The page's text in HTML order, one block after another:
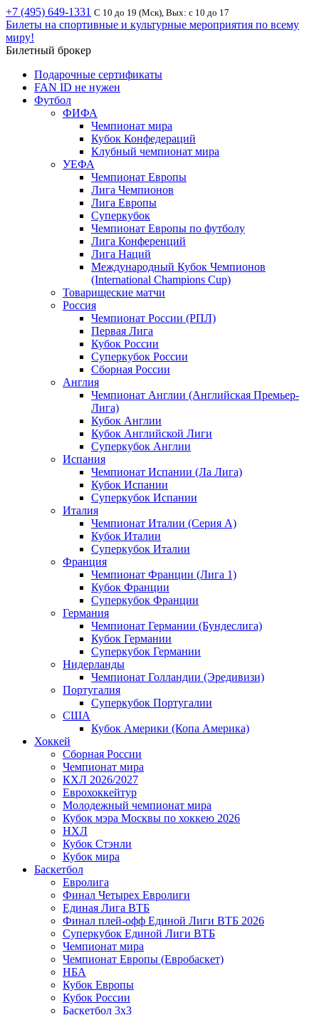
+7 (495) 649-1331 С 10 до 19 (Мск), Вых: с 10 до 17
Билеты на спортивные и культурные мероприятия по всему
миру!
Билетный брокер
Подарочные сертификаты
FAN ID не нужен
Футбол
ФИФА
Чемпионат мира
Кубок Конфедераций
Клубный чемпионат мира
УЕФА
Чемпионат Европы
Лига Чемпионов
Лига Европы
Суперкубок
Чемпионат Европы по футболу
Лига Конференций
Лига Наций
Международный Кубок Чемпионов
(International Champions Cup)
Товарищеские матчи
Россия
Чемпионат России (РПЛ)
Первая Лига
Кубок России
Суперкубок России
Сборная России
Англия
Чемпионат Англии (Английская Премьер-
Лига)
Кубок Англии
Кубок Английской Лиги
Суперкубок Англии
Испания
Чемпионат Испании (Ла Лига)
Кубок Испании
Суперкубок Испании
Италия
Чемпионат Италии (Серия А)
Кубок Италии
Суперкубок Италии
Франция
Чемпионат Франции (Лига 1)
Кубок Франции
Суперкубок Франции
Германия
Чемпионат Германии (Бундеслига)
Кубок Германии
Суперкубок Германии
Нидерланды
Чемпионат Голландии (Эредивизи)
Португалия
Суперкубок Португалии
США
Кубок Америки (Копа Америка)
Хоккей
Сборная России
Чемпионат мира
КХЛ 2026/2027
Еврохоккейтур
Молодежный чемпионат мира
Кубок мэра Москвы по хоккею 2026
НХЛ
Кубок Стэнли
Кубок мира
Баскетбол
Евролига
Финал Четырех Евролиги
Единая Лига ВТБ
Финал плей-офф Единой Лиги ВТБ 2026
Суперкубок Единой Лиги ВТБ
Чемпионат мира
Чемпионат Европы (Евробаскет)
НБА
Кубок Европы
Кубок России
Баскетбол 3х3